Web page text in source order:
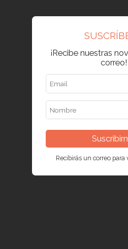
¡Recibe nuestras
correo!
Recibirás un correo para